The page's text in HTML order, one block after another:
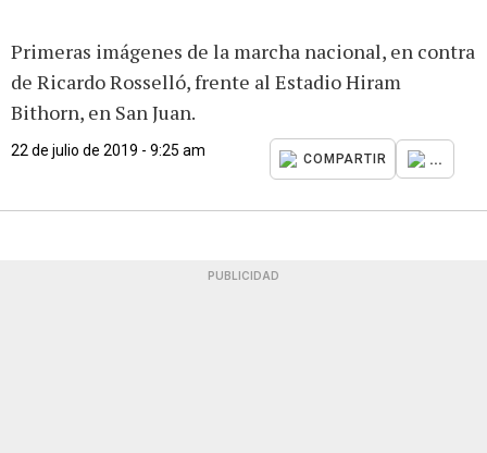
Primeras imágenes de la marcha nacional, en contra
de Ricardo Rosselló, frente al Estadio Hiram
Bithorn, en San Juan.
22 de julio de 2019 - 9:25 am
COMPARTIR ...
PUBLICIDAD